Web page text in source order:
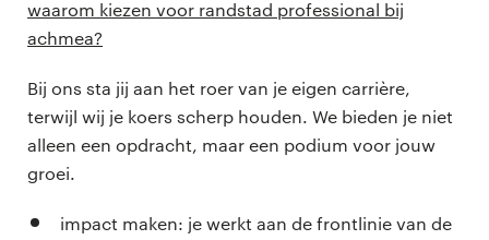
waarom kiezen voor randstad professional bij
achmea?
Bij ons sta jij aan het roer van je eigen carrière,
terwijl wij je koers scherp houden. We bieden je niet
alleen een opdracht, maar een podium voor jouw
groei.
impact maken: je werkt aan de frontlinie van de